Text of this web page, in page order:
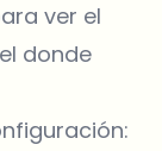
ver el
donde